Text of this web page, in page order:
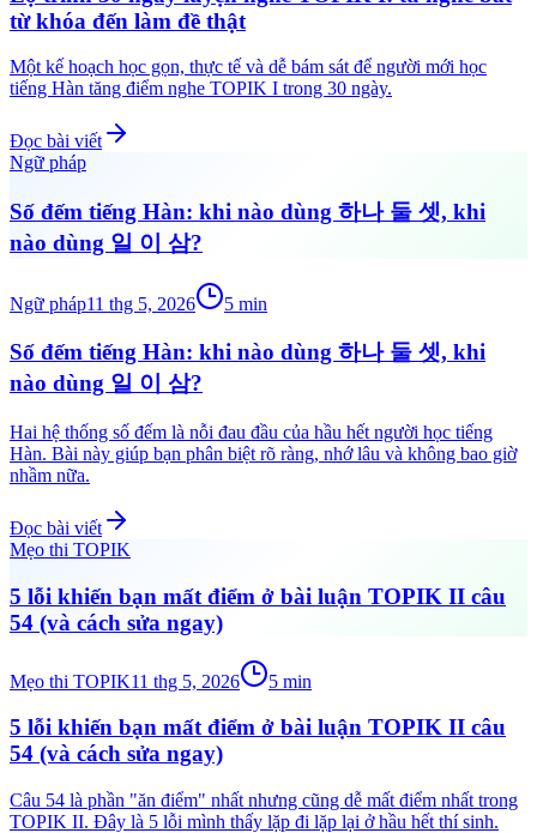
từ khóa đến làm đề thật
Một kế hoạch học gọn, thực tế và dễ bám sát để người mới học
tiếng Hàn tăng điểm nghe TOPIK I trong 30 ngày.
Đọc bài viết
Ngữ pháp
Số đếm tiếng Hàn: khi nào dùng 하나 둘 셋, khi
nào dùng 일 이 삼?
Ngữ pháp11 thg 5, 2026 5 min
Số đếm tiếng Hàn: khi nào dùng 하나 둘 셋, khi
nào dùng 일 이 삼?
Hai hệ thống số đếm là nỗi đau đầu của hầu hết người học tiếng
Hàn. Bài này giúp bạn phân biệt rõ ràng, nhớ lâu và không bao giờ
nhầm nữa.
Đọc bài viết
Mẹo thi TOPIK
5 lỗi khiến bạn mất điểm ở bài luận TOPIK II câu
54 (và cách sửa ngay)
Mẹo thi TOPIK11 thg 5, 2026 5 min
5 lỗi khiến bạn mất điểm ở bài luận TOPIK II câu
54 (và cách sửa ngay)
Câu 54 là phần "ăn điểm" nhất nhưng cũng dễ mất điểm nhất trong
TOPIK II. Đây là 5 lỗi mình thấy lặp đi lặp lại ở hầu hết thí sinh.